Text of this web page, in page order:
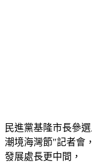
潮境海灣節"記者會
發展處長更中間，
最近雨都基隆鬧水